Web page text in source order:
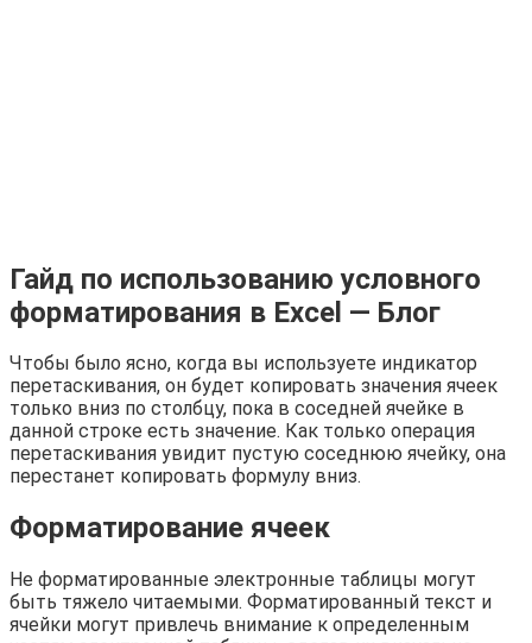
Гайд по использованию условного
форматирования в Excel — Блог
Чтобы было ясно, когда вы используете индикатор
перетаскивания, он будет копировать значения ячеек
только вниз по столбцу, пока в соседней ячейке в
данной строке есть значение. Как только операция
перетаскивания увидит пустую соседнюю ячейку, она
перестанет копировать формулу вниз.
Форматирование ячеек
Не форматированные электронные таблицы могут
быть тяжело читаемыми. Форматированный текст и
ячейки могут привлечь внимание к определенным